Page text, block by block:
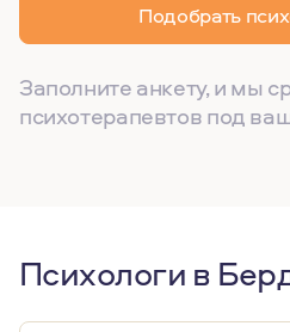
Подобрать
Заполните анкету, и мы
психотерапевтов под
Психологи в